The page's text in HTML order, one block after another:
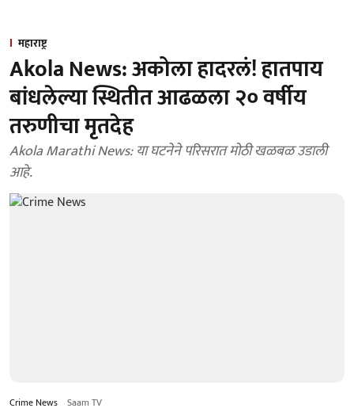
महाराष्ट्र
Akola News: अकोला हादरलं! हातपाय
बांधलेल्या स्थितीत आढळला २० वर्षीय
तरुणीचा मृतदेह
Akola Marathi News: या घटनेने परिसरात मोठी खळबळ उडाली
आहे.
Crime News Saam TV